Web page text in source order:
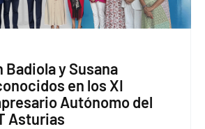
Badiola y Susana
en los XI
Autónomo del
Asturias